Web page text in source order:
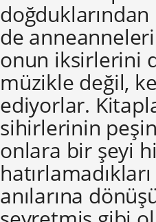
de
onun iksirlerini
müzikle değil,
ediyorlar.
sihirlerinin
onlara bir şeyi
anılarına